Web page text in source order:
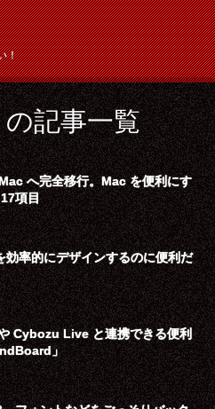
！
の記事一覧
へ完全移行。Mac を便利にす
項目
率的にデザインするのに便利だ
Cybozu Live と連携できる便利
」